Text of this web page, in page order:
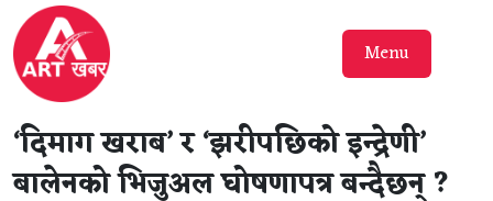
Menu
‘दिमाग खराब’ र ‘झरीपछिको इन्द्रेणी’
बालेनको भिजुअल घोषणापत्र बन्दैछन् ?